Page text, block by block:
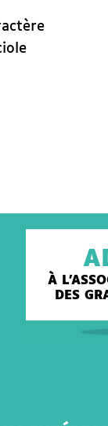
À
DES